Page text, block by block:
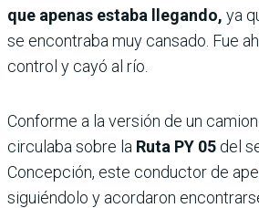
que apenas estaba llegando, ya
se encontraba muy cansado. Fue
control y cayó al río.
Conforme a la versión de un
circulaba sobre la Ruta PY 05 del
Concepción, este conductor de
siguiéndolo y acordaron